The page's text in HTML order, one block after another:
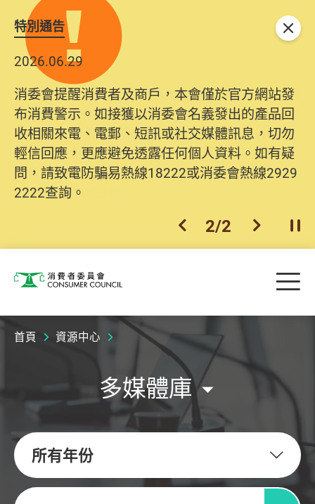
特別通告
2026.06.29
消委會提醒消費者及商戶，本會僅於官方網站發
布消費警示。如接獲以消委會名義發出的產品回
收相關來電、電郵、短訊或社交媒體訊息，切勿
輕信回應，更應避免透露任何個人資料。如有疑
問，請致電防騙易熱線18222或消委會熱線2929
2222查詢。
2025.10.31
為提升使用者體驗及網絡安全，本會的投訴處理
系統已經進行升級及推出新功能。由2025年11月
10日起，消費者需要提供基本聯絡資料（包括姓
名、電郵及電話）註冊帳戶，才可提交投訴、查
詢及建議。所有提交紀錄將清晰整合於帳戶中，
方便日後作出跟進。
上一個
2/2 下一個開
關閉
消費者委員會 目
首頁 資源中心
多媒體庫
所有年份
關鍵字